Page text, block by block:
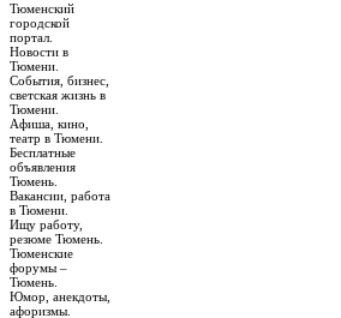
Тюменский
городской
портал.
Новости в
Тюмени.
События, бизнес,
светская жизнь в
Тюмени.
Афиша, кино,
театр в Тюмени.
Бесплатные
объявления
Тюмень.
Вакансии, работа
в Тюмени.
Ищу работу,
резюме Тюмень.
Тюменские
форумы –
Тюмень.
Юмор, анекдоты,
афоризмы.